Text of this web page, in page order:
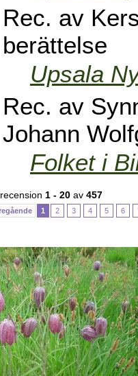
Rec. av
berättelse
Upsala
Rec. av
Johann
Folket i
1 - 20 av 457
1 2 3 4 5 6